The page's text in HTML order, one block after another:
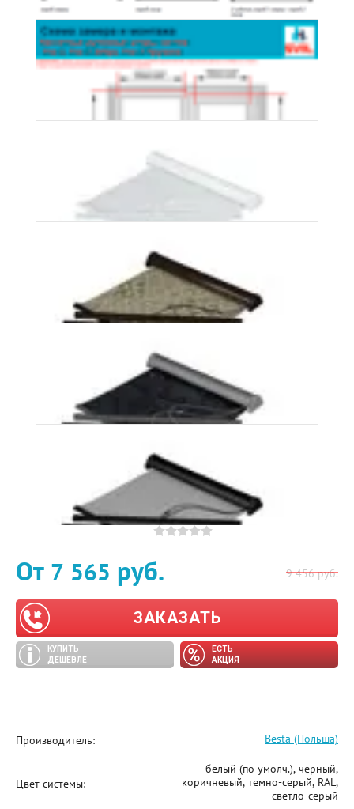
9 456руб.
От 7 565 руб.
ЗАКАЗАТЬ
КУПИТЬ
ДЕШЕВЛЕ
ЕСТЬ
АКЦИЯ
Производитель: Besta (Польша)
Цвет системы:
белый (по умолч.), черный,
коричневый, темно-серый, RAL,
светло-серый